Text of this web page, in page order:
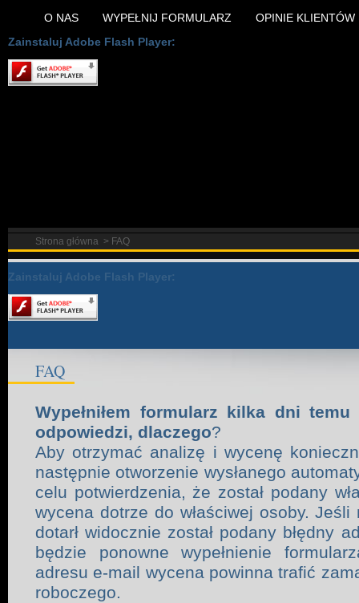
O NAS WYPEŁNIJ FORMULARZ
OPINIE KLIENTÓW
Zainstaluj Adobe Flash Player:
Strona główna > FAQ
Zainstaluj Adobe Flash Player:
FAQ
Wypełniłem formularz kilka dni
odpowiedzi, dlaczego?
Aby otrzymać analizę i wycenę
następnie otworzenie wysłanego
celu potwierdzenia, że został podany
wycena dotrze do właściwej osoby.
dotarł widocznie został podany błędny
będzie ponowne wypełnienie
adresu e-mail wycena powinna trafić
roboczego.